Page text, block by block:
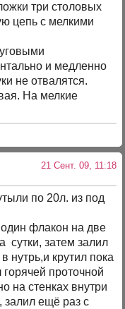
три столовых
цепь с мелкими
и медленно
не отвалятся.
На мелкие
21 Сент. 09, 11:18
по 20л. из под
флакон на две
сутки, затем залил
нутрь,и крутил пока
проточной
на стенках внутри
залил ещё раз с